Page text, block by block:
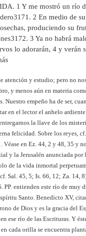
1 Y me mostró un río
2 En medio de
produciendo su
3 Ya no habrá
lo adorarán, 4 y verán
y estudio; pero no
y menos aún en materia
Nuestro empeño ha de ser,
en el lector el anhelo
la llave de los
felicidad. Sobre los reyes,
Véase en Ez. 44, 2 y 48, 35 y
y la Jerusalén anunciada
de la vida inmortal
Sal. 45, 5; Is. 66, 12; Za. 14,
PP. entienden este río de muy
Santo. Benedicto XV,
de Dios y es la gracia del
ese río de las Escrituras. Y
cada orilla se encuentra